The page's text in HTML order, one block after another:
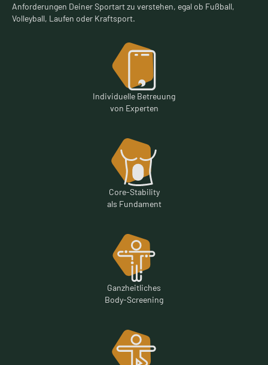
Anforderungen Deiner Sportart zu verstehen, egal ob Fußball,
Volleyball, Laufen oder Kraftsport.
Individuelle Betreuung
von Experten
Core-Stability
als Fundament
Ganzheitliches
Body-Screening